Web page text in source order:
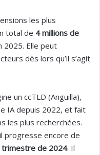
les plus
total de 4 millions de
2025. Elle peut
dès lors qu’il s’agit
un ccTLD (Anguilla),
IA depuis 2022, et fait
les plus recherchées.
progresse encore de
trimestre de 2024. Il